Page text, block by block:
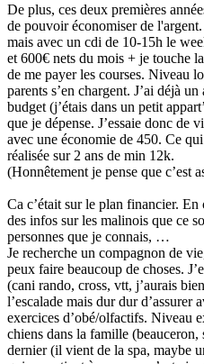
De plus, ces deux premières
de pouvoir économiser de
mais avec un cdi de 10-15h le
et 600€ nets du mois + je touche
de me payer les courses. Niveau
parents s’en chargent. J’ai déjà
budget (j’étais dans un petit
que je dépense. J’essaie donc de
avec une économie de 450. Ce
réalisée sur 2 ans de min 12k.
(Honnêtement je pense que c’est
Ca c’était sur le plan financier. En
des infos sur les malinois que ce
personnes que je connais, …
Je recherche un compagnon de
peux faire beaucoup de choses.
(cani rando, cross, vtt, j’aurais
l’escalade mais dur dur d’assurer
exercices d’obé/olfactifs. Niveau
chiens dans la famille (beauceron,
dernier (il vient de la spa, maybe